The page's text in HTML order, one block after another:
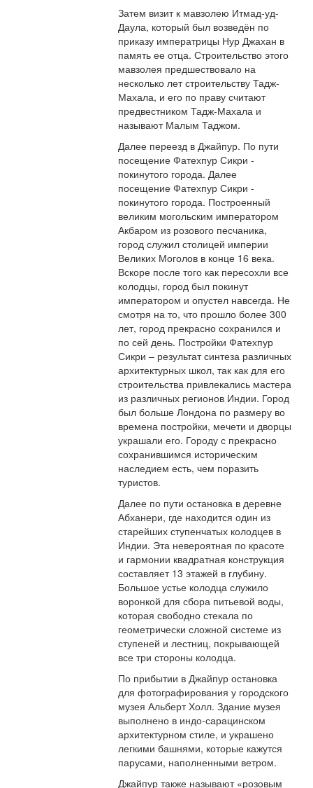
Затем визит к мавзолею Итмад-уд-
Даула, который был возведён по
приказу императрицы Нур Джахан в
память ее отца. Строительство этого
мавзолея предшествовало на
несколько лет строительству Тадж-
Махала, и его по праву считают
предвестником Тадж-Махала и
называют Малым Таджом.
Далее переезд в Джайпур. По пути
посещение Фатехпур Сикри -
покинутого города. Далее
посещение Фатехпур Сикри -
покинутого города. Построенный
великим могольским императором
Акбаром из розового песчаника,
город служил столицей империи
Великих Моголов в конце 16 века.
Вскоре после того как пересохли все
колодцы, город был покинут
императором и опустел навсегда. Не
смотря на то, что прошло более 300
лет, город прекрасно сохранился и
по сей день. Постройки Фатехпур
Сикри – результат синтеза различных
архитектурных школ, так как для его
строительства привлекались мастера
из различных регионов Индии. Город
был больше Лондона по размеру во
времена постройки, мечети и дворцы
украшали его. Городу с прекрасно
сохранившимся историческим
наследием есть, чем поразить
туристов.
Далее по пути остановка в деревне
Абханери, где находится один из
старейших ступенчатых колодцев в
Индии. Эта невероятная по красоте
и гармонии квадратная конструкция
составляет 13 этажей в глубину.
Большое устье колодца служило
воронкой для сбора питьевой воды,
которая свободно стекала по
геометрически сложной системе из
ступеней и лестниц, покрывающей
все три стороны колодца.
По прибытии в Джайпур остановка
для фотографирования у городского
музея Альберт Холл. Здание музея
выполнено в индо-сарацинском
архитектурном стиле, и украшено
легкими башнями, которые кажутся
парусами, наполненными ветром.
Джайпур также называют «розовым